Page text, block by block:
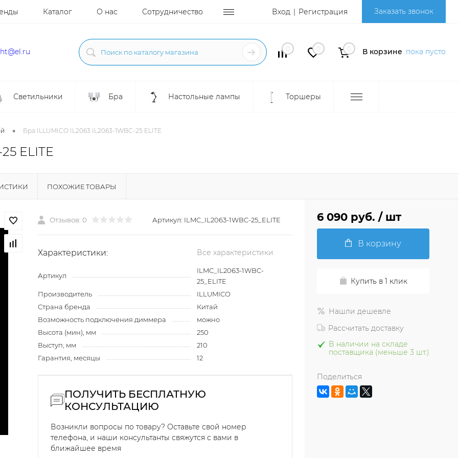
Каталог О нас Сотрудничество Вход Регистрация Заказать звонок
0 0 0 В корзине пока пусто
Светильники Бра Настольные лампы Торшеры
• Бра ILLUMICO IL2063 IL2063-1WBC-25 ELITE
ELITE
ПОХОЖИЕ ТОВАРЫ
Отзывов: 0 Артикул: ILMC_IL2063-1WBC-25_ELITE
Характеристики: Все характеристики
Артикул
ILMC_IL2063-1WBC-
25_ELITE
Производитель
ILLUMICO
Страна бренда
Китай
Возможность подключения диммера
можно
Высота (мин), мм
250
Выступ, мм
210
Гарантия, месяцы
12
ПОЛУЧИТЬ БЕСПЛАТНУЮ
КОНСУЛЬТАЦИЮ
Возникли вопросы по товару? Оставьте свой номер
телефона, и наши консультанты свяжутся с вами в
ближайшее время
6 090 руб. / шт
В корзину
Купить в 1 клик
Нашли дешевле
Рассчитать доставку
В наличии на складе
поставщика (меньше 3 шт.)
Поделиться